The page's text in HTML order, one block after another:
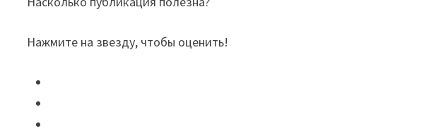
Нажмите на звезду, чтобы оценить!